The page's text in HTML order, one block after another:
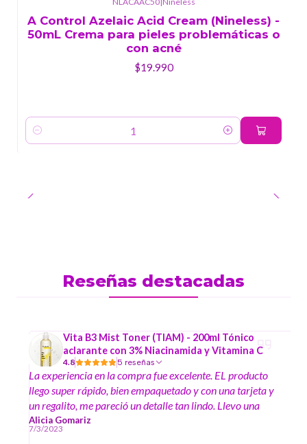
A Control Azelaic Acid Cream (Nineless) -
50mL Crema para pieles problemáticas o
con acné
$19.990
Cantidad
Reseñas destacadas
Vita B3 Mist Toner (TIAM) - 200ml Tónico
aclarante con 3% Niacinamida y Vitamina C
4.8 5 reseñas
La experiencia en la compra fue excelente. EL producto
llego super rápido, bien empaquetado y con una tarjeta y
un regalito, me pareció un detalle tan lindo. Llevo una
semana usando el producto, así es que solo puedo decir
por el momento que me encanta, tengo piel super
Alicia Gomariz
7/3/2023